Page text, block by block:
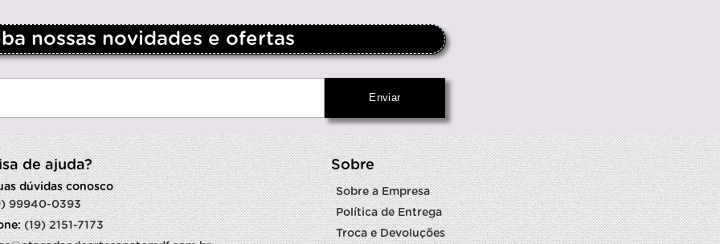
nossas novidades e ofertas
de ajuda?
dúvidas conosco
99940-0393
(19) 2151-7173
Sobre
Sobre a Empresa
Política de Entrega
Troca e Devoluções